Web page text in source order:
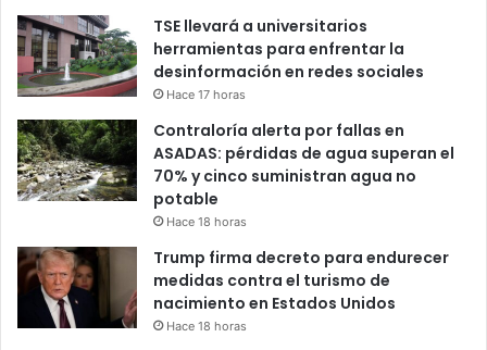
TSE llevará a universitarios
herramientas para enfrentar la
desinformación en redes sociales
Hace 17 horas
Contraloría alerta por fallas en
ASADAS: pérdidas de agua superan el
70% y cinco suministran agua no
potable
Hace 18 horas
Trump firma decreto para endurecer
medidas contra el turismo de
nacimiento en Estados Unidos
Hace 18 horas